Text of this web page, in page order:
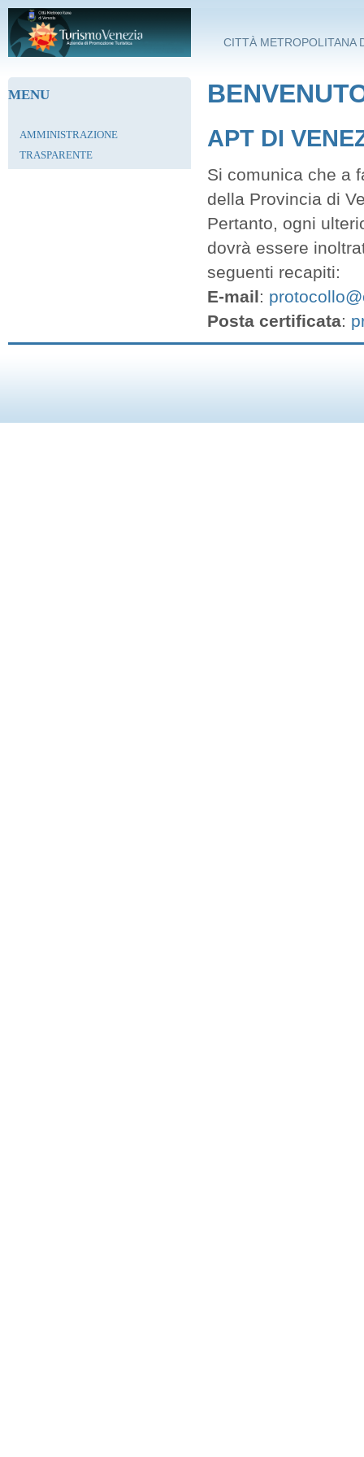
Salta al contenuto principale
CITTÀ METROPOLITANA
MENU
AMMINISTRAZIONE
TRASPARENTE
APT DI
Si comunica che a
della Provincia di
Pertanto, ogni
dovrà essere
seguenti recapiti:
E-mail:
Posta certificata: